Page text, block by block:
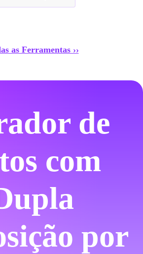
as Ferramentas ››
de
com
por